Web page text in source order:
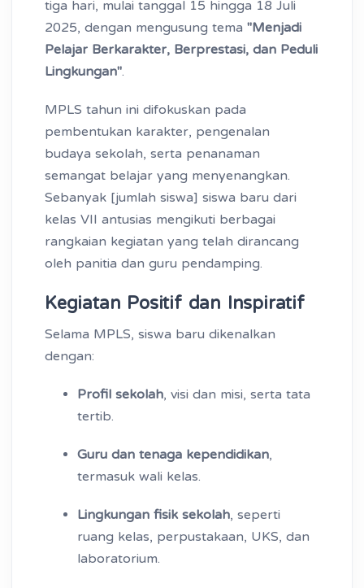
tiga hari, mulai tanggal 15 hingga 18 Juli
2025, dengan mengusung tema "Menjadi
Pelajar Berkarakter, Berprestasi, dan Peduli
Lingkungan".
MPLS tahun ini difokuskan pada
pembentukan karakter, pengenalan
budaya sekolah, serta penanaman
semangat belajar yang menyenangkan.
Sebanyak [jumlah siswa] siswa baru dari
kelas VII antusias mengikuti berbagai
rangkaian kegiatan yang telah dirancang
oleh panitia dan guru pendamping.
Kegiatan Positif dan Inspiratif
Selama MPLS, siswa baru dikenalkan
dengan:
Profil sekolah, visi dan misi, serta tata
tertib.
Guru dan tenaga kependidikan,
termasuk wali kelas.
Lingkungan fisik sekolah, seperti
ruang kelas, perpustakaan, UKS, dan
laboratorium.